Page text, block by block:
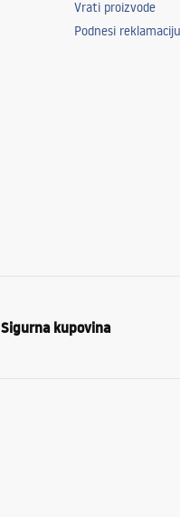
Vrati proizvode
Podnesi reklamaciju
Sigurna kupovina